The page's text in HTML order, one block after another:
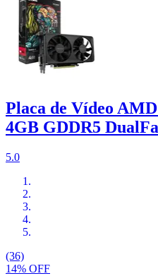
Placa de Vídeo
4GB GDDR5
5.0
(36)
14% OFF